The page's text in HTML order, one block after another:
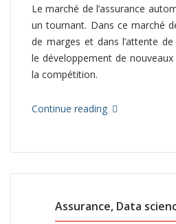
Le marché de l’assurance
un tournant. Dans ce marché
de marges et dans l’attente
le développement de
la compétition.
Continue reading
Assurance, Data